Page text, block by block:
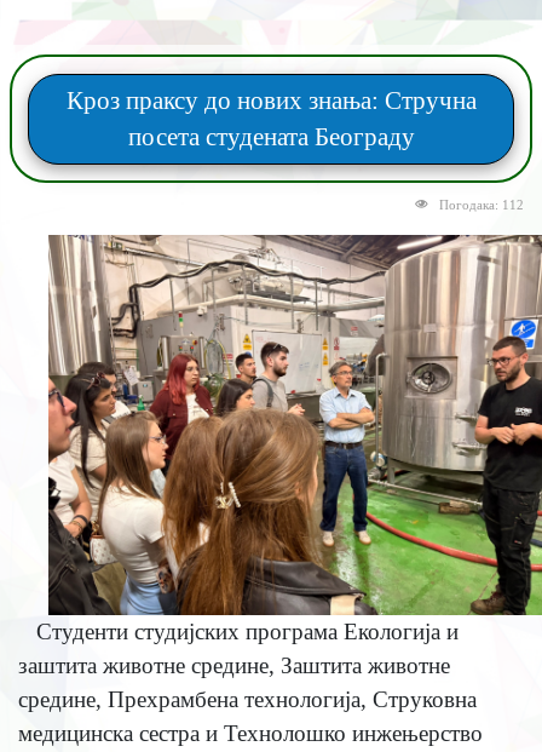
Кроз праксу до нових знања: Стручна
посета студената Београду
Погодака: 112
Студенти студијских програма Екологија и
заштита животне средине, Заштита животне
средине, Прехрамбена технологија, Струковна
медицинска сестра и Технолошко инжењерство